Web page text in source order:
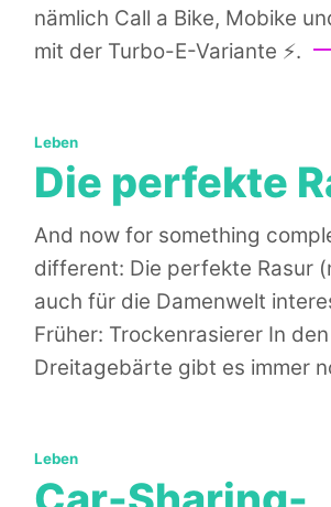
nämlich Call a Bike, Mobike
mit der Turbo-E-Variante ⚡️.
Die perfekte
And now for something
different: Die perfekte Rasur
auch für die Damenwelt
Früher: Trockenrasierer In
Dreitagebärte gibt es immer
Kategorien:
Leben
Kategorien:
Leben